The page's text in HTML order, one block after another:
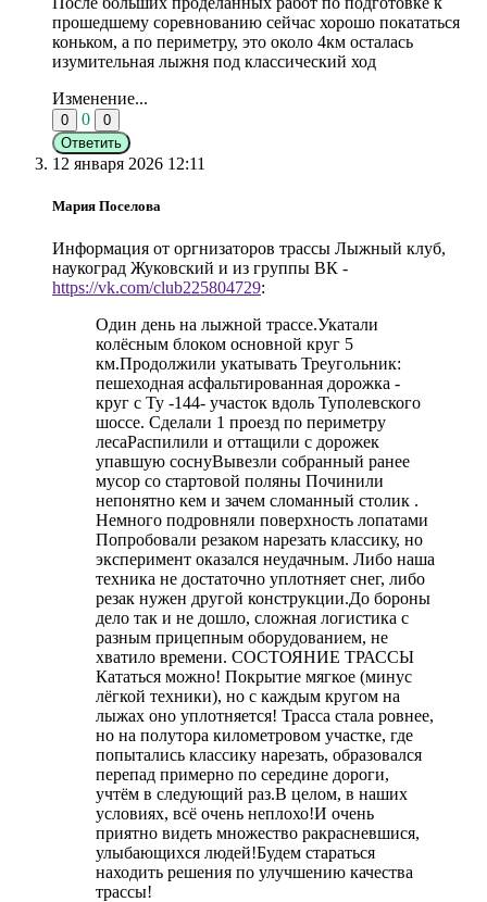
прошедшему соревнованию сейчас хорошо покататься
коньком, а по периметру, это около 4км осталась
изумительная лыжня под классический ход
Изменение...
0 0
0
Ответить
12 января 2026 12:11
Мария Поселова
Информация от оргнизаторов трассы Лыжный клуб,
наукоград Жуковский и из группы ВК -
https://vk.com/club225804729:
Один день на лыжной трассе.Укатали
колёсным блоком основной круг 5
км.Продолжили укатывать Треугольник:
пешеходная асфальтированная дорожка -
круг с Ту -144- участок вдоль Туполевского
шоссе. Сделали 1 проезд по периметру
лесаРаспилили и оттащили с дорожек
упавшую соснуВывезли собранный ранее
мусор со стартовой поляны Починили
непонятно кем и зачем сломанный столик .
Немного подровняли поверхность лопатами
Попробовали резаком нарезать классику, но
эксперимент оказался неудачным. Либо наша
техника не достаточно уплотняет снег, либо
резак нужен другой конструкции.До бороны
дело так и не дошло, сложная логистика с
разным прицепным оборудованием, не
хватило времени. СОСТОЯНИЕ ТРАССЫ
Кататься можно! Покрытие мягкое (минус
лёгкой техники), но с каждым кругом на
лыжах оно уплотняется! Трасса стала ровнее,
но на полутора километровом участке, где
попытались классику нарезать, образовался
перепад примерно по середине дороги,
учтём в следующий раз.В целом, в наших
условиях, всё очень неплохо!И очень
приятно видеть множество ракрасневшися,
улыбающихся людей!Будем стараться
находить решения по улучшению качества
трассы!